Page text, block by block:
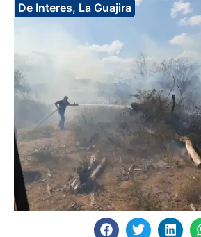
De Interes, La Guajira